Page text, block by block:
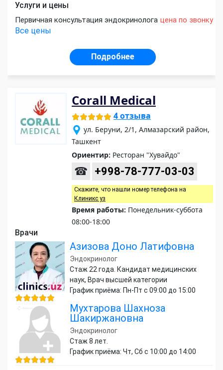
Услуги и цены
Первичная консультация эндокринолога цена по звонку
Все цены
Подробнее
Corall Medical
4 отзыва
ул. Беруни, 2/1, Алмазарский район,
Ташкент
Ориентир: Ресторан "Хувайдо"
☎ +998-78-777-03-03
Скажите, что нашли номер телефона на
Клиникс уз
Время работы: Понедельник-суббота
08:00-18:00
Врачи
Азизова Доно Латифовна
Эндокринолог
Стаж 22 года. Кандидат медицинских
наук, Врач высшей категории
График приёма: Пн-Пт с 09:00 до 15:00
Мухтарова Шахноза
Шакиржановна
Эндокринолог
Стаж 8 лет.
График приёма: Чт, Сб с 10:00 до 14:00